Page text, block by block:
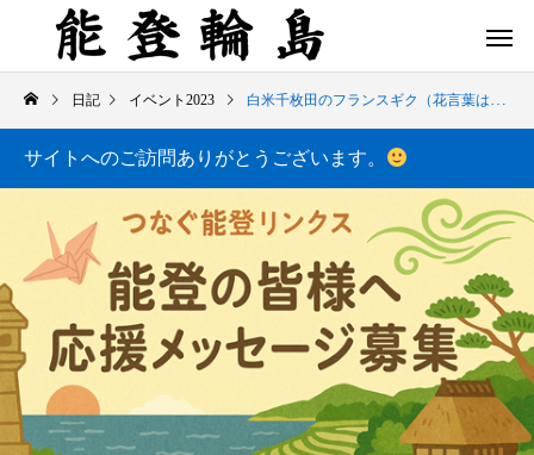
日記 イベント2023 白米千枚田のフランスギク（花言葉は 忍耐・寛容・寛大・悲哀・無実）
サイトへのご訪問ありがとうございます。